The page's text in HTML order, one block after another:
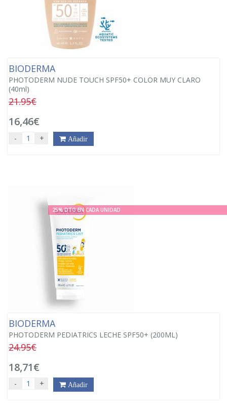
BIODERMA
PHOTODERM NUDE TOUCH SPF50+ COLOR MUY CLARO
(40ml)
21.95€
16,46€
- + Añadir
25% DTO EN CADA UNIDAD
BIODERMA
PHOTODERM PEDIATRICS LECHE SPF50+ (200ML)
24.95€
18,71€
- + Añadir